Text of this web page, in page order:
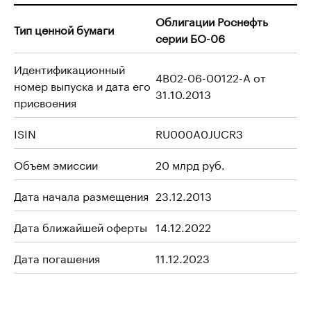
Тип ценной бумаги
Облигации Роснефть
серии БО-06
Идентификационный
номер выпуска и дата его
присвоения
4B02-06-00122-A от
31.10.2013
ISIN
RU000A0JUCR3
Объем эмиссии
20 млрд руб.
Дата начала размещения 23.12.2013
Дата ближайшей оферты 14.12.2022
Дата погашения
11.12.2023